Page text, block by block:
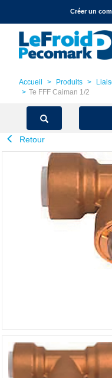
text.skipToNavigationCréer un
Accueil Produits
Te FFF Caiman 1/2
Retour